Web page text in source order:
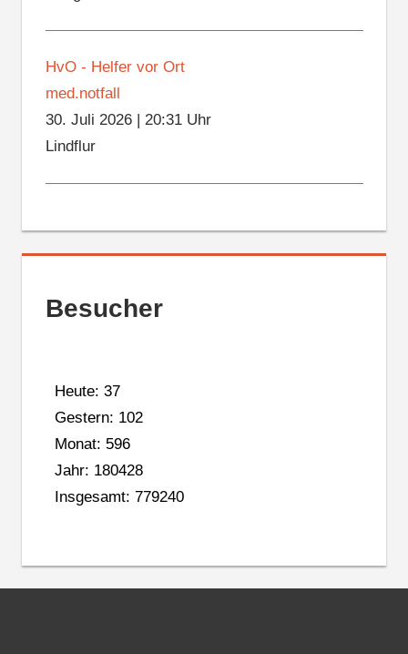
HvO - Helfer vor Ort
med.notfall
30. Juli 2026| 20:31 Uhr
Lindflur
Besucher
Heute: 37
Gestern: 102
Monat: 596
Jahr: 180428
Insgesamt: 779240